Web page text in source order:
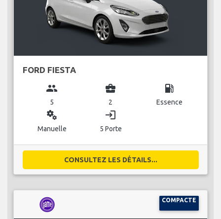
FORD FIESTA
group
5
business_center
2
local_gas_station
Essence
miscellaneous_services
Manuelle
login
5 Porte
CONSULTEZ LES DÉTAILS...
COMPACTE